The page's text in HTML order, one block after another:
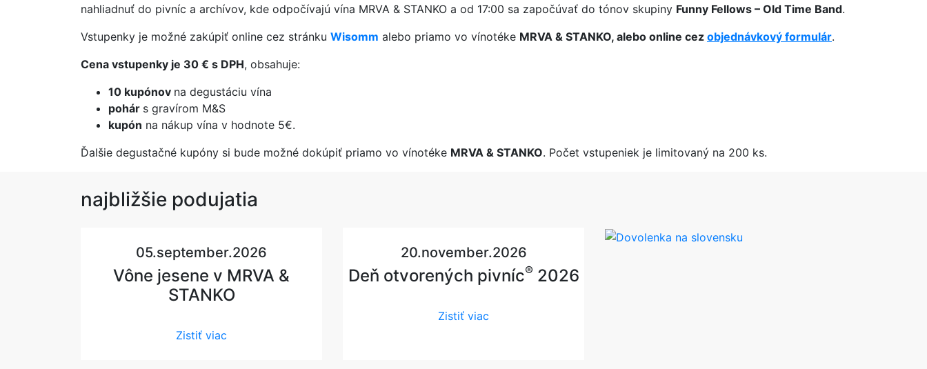
nahliadnuť do pivníc a archívov, kde odpočívajú vína MRVA & STANKO a od 17:00 sa započúvať do tónov skupiny Funny Fellows – Old Time Band.
Vstupenky je možné zakúpiť online cez stránku Wisomm alebo priamo vo vínotéke MRVA & STANKO, alebo online cez objednávkový formulár.
Cena vstupenky je 30 € s DPH, obsahuje:
10 kupónov na degustáciu vína
pohár s gravírom M&S
kupón na nákup vína v hodnote 5€.
Ďalšie degustačné kupóny si bude možné dokúpiť priamo vo vínotéke MRVA & STANKO. Počet vstupeniek je limitovaný na 200 ks.
najbližšie podujatia
05.september.2026
Vône jesene v MRVA &
STANKO
Zistiť viac
20.november.2026
Deň otvorených pivníc® 2026
Zistiť viac